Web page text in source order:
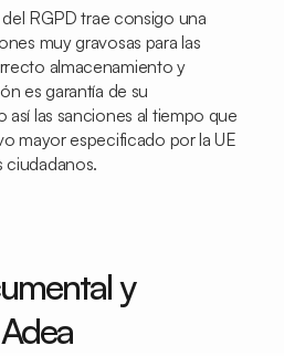
RGPD trae consigo una
muy gravosas para las
almacenamiento y
es garantía de su
las sanciones al tiempo que
mayor especificado por la UE
y